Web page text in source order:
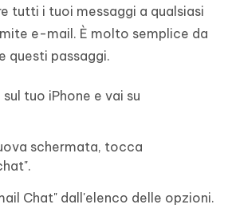
tutti i tuoi messaggi a qualsiasi
e-mail. È molto semplice da
questi passaggi.
tuo iPhone e vai su
schermata, tocca
Chat" dall'elenco delle opzioni.